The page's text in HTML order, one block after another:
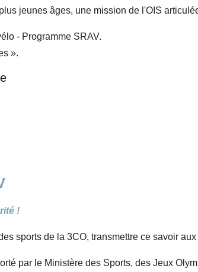
jeunes âges, une mission de l'OIS
- Programme SRAV.
».
!
sports de la 3CO, transmettre ce savoir
par le Ministère des Sports, des Jeux